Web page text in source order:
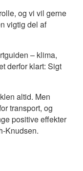
og vi vil gerne
vigtig del af
– klima,
derfor klart: Sigt
altid. Men
transport, og
positive effekter
Knudsen.